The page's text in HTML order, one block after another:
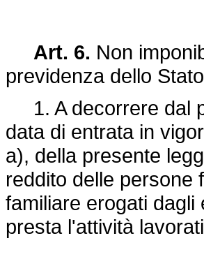
Art. 6. Non
previdenza dello
1. A decorrere dal
data di entrata in
a), della presente
reddito delle persone
familiare erogati dagli
presta l'attività